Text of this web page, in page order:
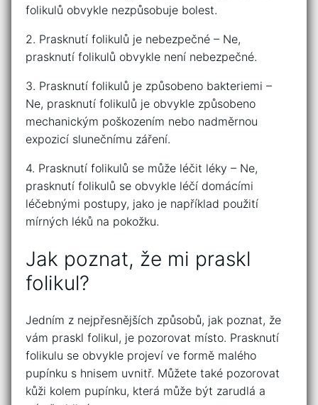
folikulů obvykle nezpůsobuje bolest.
2. Prasknutí folikulů je nebezpečné – Ne,
prasknutí folikulů obvykle není nebezpečné.
3. Prasknutí folikulů je způsobeno bakteriemi –
Ne, prasknutí folikulů je obvykle způsobeno
mechanickým poškozením nebo nadměrnou
expozicí slunečnímu záření.
4. Prasknutí folikulů se může léčit léky – Ne,
prasknutí folikulů se obvykle léčí domácími
léčebnými postupy, jako je například použití
mírných léků na pokožku.
Jak poznat, že mi praskl
folikul?
Jedním z nejpřesnějších způsobů, jak poznat, že
vám praskl folikul, je pozorovat místo. Prasknutí
folikulu se obvykle projeví ve formě malého
pupínku s hnisem uvnitř. Můžete také pozorovat
kůži kolem pupínku, která může být zarudlá a